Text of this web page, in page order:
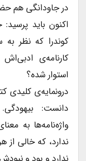
در جاودانگی هم
اکنون باید
کوندرا که نظر
کارنامه‌ی ادبی‌اش
استوار شده؟
درونمایه‌ی کلیدی
واژه‌نامه‌ها به
ندارد، که خالی